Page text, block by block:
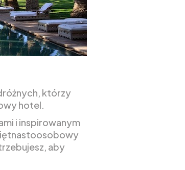
którzy
hotel.
i inspirowanym
aby